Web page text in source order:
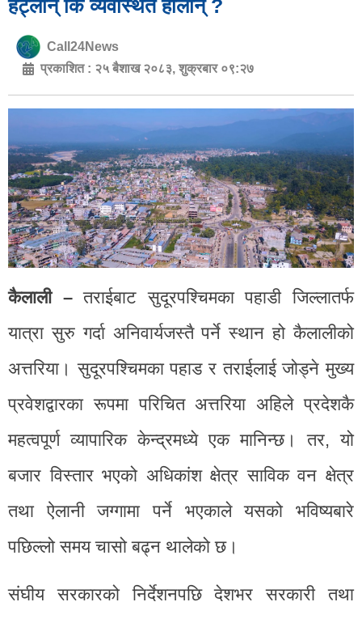
हट्लान् कि व्यवस्थित होलान् ?
Call24News
प्रकाशित : २५ बैशाख २०८३, शुक्रबार ०९:२७
कैलाली –तराईबाट सुदूरपश्चिमका पहाडी जिल्लातर्फ
यात्रा सुरु गर्दा अनिवार्यजस्तै पर्ने स्थान हो कैलालीको
अत्तरिया। सुदूरपश्चिमका पहाड र तराईलाई जोड्ने मुख्य
प्रवेशद्वारका रूपमा परिचित अत्तरिया अहिले प्रदेशकै
महत्वपूर्ण व्यापारिक केन्द्रमध्ये एक मानिन्छ। तर, यो
बजार विस्तार भएको अधिकांश क्षेत्र साविक वन क्षेत्र
तथा ऐलानी जग्गामा पर्ने भएकाले यसको भविष्यबारे
पछिल्लो समय चासो बढ्न थालेको छ।
संघीय सरकारको निर्देशनपछि देशभर सरकारी तथा